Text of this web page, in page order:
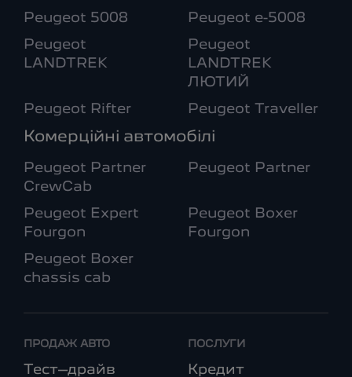
Peugeot 5008 Peugeot e-5008
Peugeot
LANDTREK
Peugeot
LANDTREK
ЛЮТИЙ
Peugeot Rifter Peugeot Traveller
Комерційні автомобілі
Peugeot Partner
CrewCab
Peugeot Partner
Peugeot Expert
Fourgon
Peugeot Boxer
Fourgon
Peugeot Boxer
chassis cab
ПРОДАЖ АВТО
Тест–драйв
ПОСЛУГИ
Кредит